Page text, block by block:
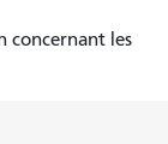
concernant les